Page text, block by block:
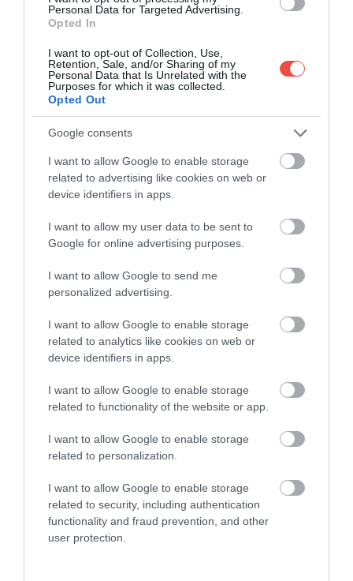
Personal Data for Targeted Advertising.
Opted In
I want to opt-out of Collection, Use,
Retention, Sale, and/or Sharing of my
Personal Data that Is Unrelated with the
Purposes for which it was collected.
Opted Out
Google consents
I want to allow Google to enable storage
related to advertising like cookies on web or
device identifiers in apps.
I want to allow my user data to be sent to
Google for online advertising purposes.
I want to allow Google to send me
personalized advertising.
I want to allow Google to enable storage
related to analytics like cookies on web or
device identifiers in apps.
I want to allow Google to enable storage
related to functionality of the website or app.
I want to allow Google to enable storage
related to personalization.
I want to allow Google to enable storage
related to security, including authentication
functionality and fraud prevention, and other
user protection.
sunt anglicane.
Christ Church și Catedrala St. Patrick
bună dreptate un loc de frunte în itinerariile
turiștilor. Deși patronul ţării este Sfântul Patrick, în
biserica carmelită de pe strada Whitefriar din Dublin
Atunci când enumerăm însușirile inedite, nu putem
uita că din 2010 Dublin este unul dintreorașele
literare ale UNESCO , în timp ce este denumit și
interesantă... Iar intrând înbiblioteca vechii
universităţi Trinity College, parcă am ajunge brusc la
Hogwarts. Ne așteaptă un spaţiu imens, fermecat,
scări și arcade din lemn sculptate rafinat, precum și
imperiu de basm (să-i acordăm timp din belșug), să
aruncăm o privire și laEvangheliarul din Kells din
secolul al IX-lea, păstrat aici.
Între zidurile gri aînchisorii Kilmainham,
putem
timp de secole a luptat neobosit pentru
independenţa faţă de coroana britanică. Mii de
acum pot fi vizitate ca muzeu și sunt bogat
mobilate cu obiecte de epocă.